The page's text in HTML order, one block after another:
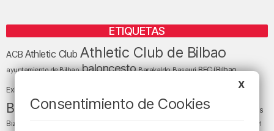
ETIQUETAS
ACB Athletic Club Athletic Club de Bilbao
ayuntamiento de Bilbao baloncesto Barakaldo Basauri BEC (Bilbao
Exhibition Center) Bizkaia
Bizkaia y sus comarcas Copa del Rey cultura
Cáritas
Bizkaia
Deusto Diócesis de Bilbao Egunon Bizkaia el tiempo Enkarterri
X
Consentimiento de Cookies